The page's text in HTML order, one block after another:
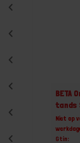
BETA
tands
Niet op
Gtin: